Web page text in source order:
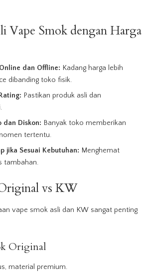
Vape Smok dengan Harga
dan Offline: Kadang harga lebih
dibanding toko fisik.
Pastikan produk asli dan
dan Diskon: Banyak toko memberikan
tertentu.
jika Sesuai Kebutuhan: Menghemat
tambahan.
vs KW
vape smok asli dan KW sangat penting
Original
material premium.